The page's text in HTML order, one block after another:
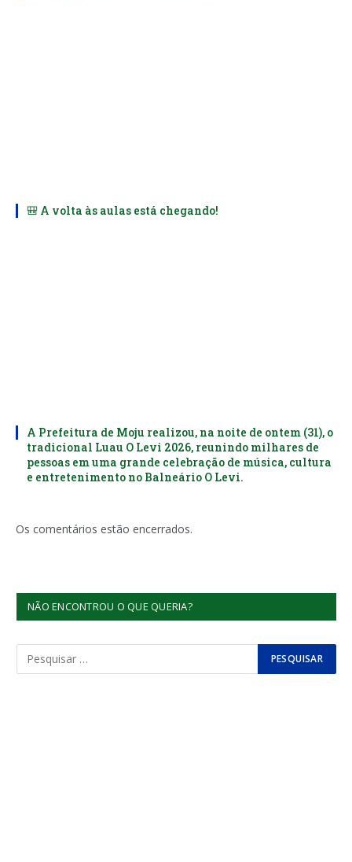
🎒 A volta às aulas está chegando!
A Prefeitura de Moju realizou, na noite de ontem (31), o
tradicional Luau O Levi 2026, reunindo milhares de
pessoas em uma grande celebração de música, cultura
e entretenimento no Balneário O Levi.
Os comentários estão encerrados.
NÃO ENCONTROU O QUE QUERIA?